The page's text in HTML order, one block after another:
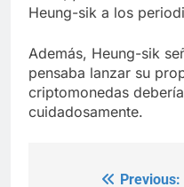
Heung-sik a los
Además, Heung-sik
pensaba lanzar su
criptomonedas
cuidadosamente.
Previous: